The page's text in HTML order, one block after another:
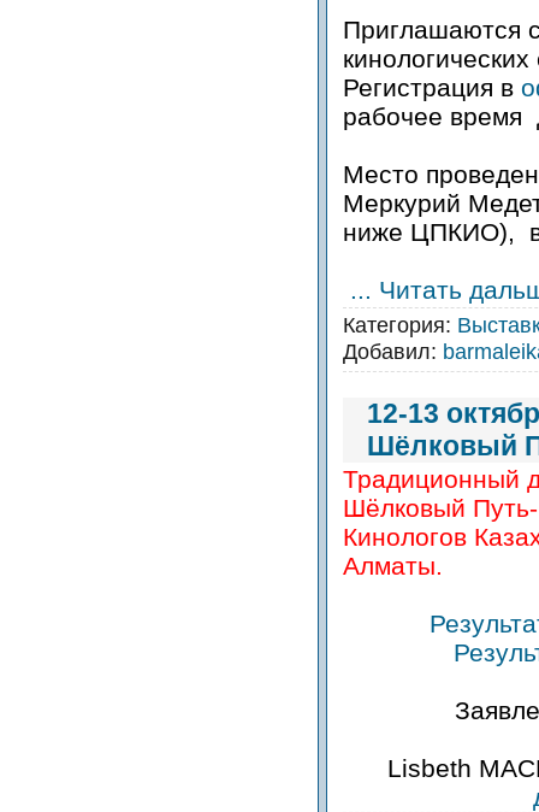
Приглашаются
Регистрация в
рабочее время
Место
Меркурий
ниже ЦПКИО),
... Читать
Категория:
Добавил:
12-13
Шёлковый
Традиционный
Шёлковый
Кинологов
Алматы.
Lisbeth